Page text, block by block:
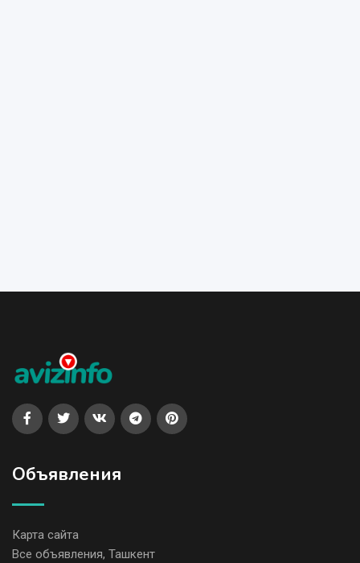
Объявления
Карта сайта
Все объявления, Ташкент